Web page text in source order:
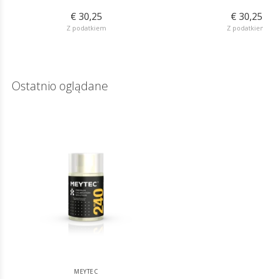
€ 30,25
Z podatkiem
€ 30,25
Z
Ostatnio oglądane
MEYTEC